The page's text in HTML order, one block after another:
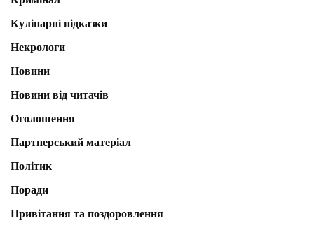
Кулінарні підказки
Некрологи
Новини
Новини від читачів
Оголошення
Партнерський матеріал
Політик
Поради
Привітання та поздоровлення